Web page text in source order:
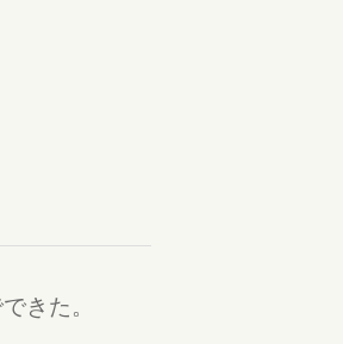
きた。